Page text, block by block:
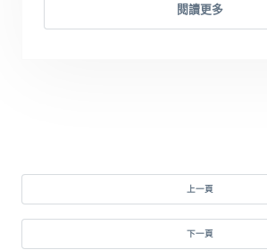
閱讀更多
上一頁
下一頁